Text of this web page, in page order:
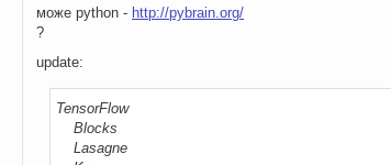
може python - http://pybrain.org/
?
update:
TensorFlow
Blocks
Lasagne